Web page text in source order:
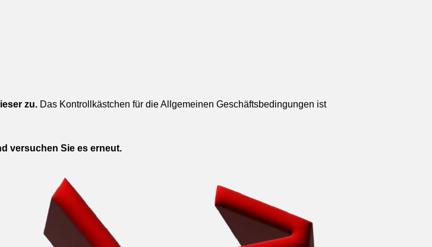
zu. Das Kontrollkästchen für die Allgemeinen Geschäftsbedingungen ist
versuchen Sie es erneut.